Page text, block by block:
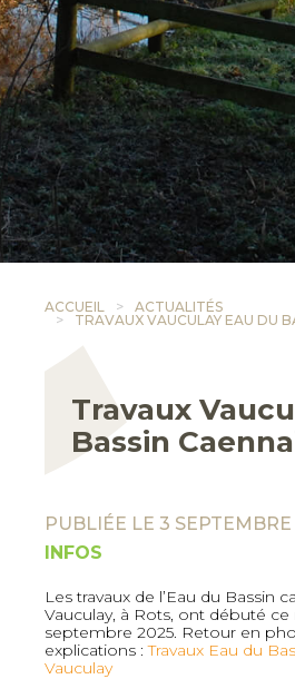
ACCUEIL
ACTUALITÉS
TRAVAUX VAUCULAY EAU DU
Travaux
Bassin
PUBLIÉE LE 3
INFOS
Les travaux de l’Eau du Bassin
Vauculay, à Rots, ont débuté ce
septembre 2025. Retour en
explications :Travaux Eau du
Vauculay